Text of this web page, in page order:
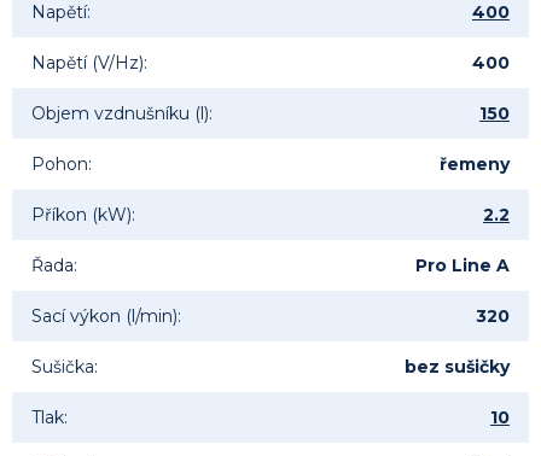
Napětí: 400
Napětí (V/Hz): 400
Objem vzdnušníku (l): 150
Pohon: řemeny
Příkon (kW): 2.2
Řada: Pro Line A
Sací výkon (l/min): 320
Sušička: bez sušičky
Tlak: 10